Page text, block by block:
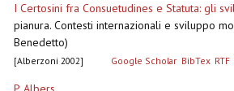
I Certosini fra Consuetudines e Statuta: gli
pianura. Contesti internazionali e sviluppo
Benedetto)
[Alberzoni 2002] Google Scholar BibTex RTF